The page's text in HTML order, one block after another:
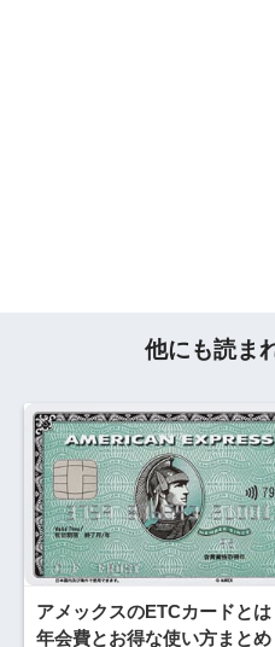
他にも読ま
アメックスのETCカードとは
年会費とお得な使い方まとめ